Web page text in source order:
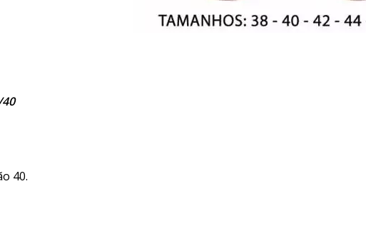
40.